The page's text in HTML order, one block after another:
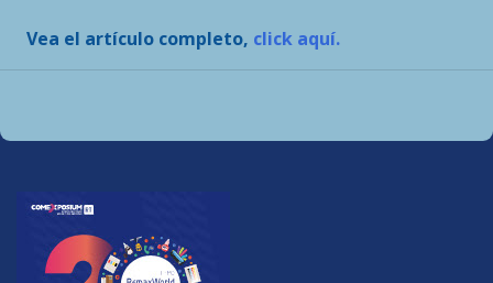
Vea el artículo completo, click aquí.